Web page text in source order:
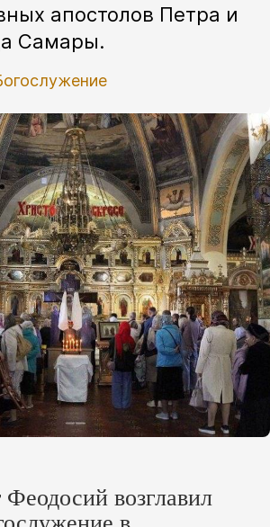
апостолов Петра и
Самары.
возглавил